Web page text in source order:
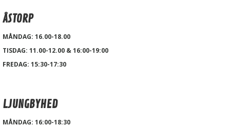
ÅSTORP
MÅNDAG: 16.00-18.00
TISDAG: 11.00-12.00 & 16:00-19:00
FREDAG: 15:30-17:30
LJUNGBYHED
MÅNDAG: 16:00-18:30